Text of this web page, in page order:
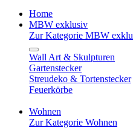
Home
MBW exklusiv
Zur Kategorie MBW
Wall Art & Skulpturen
Gartenstecker
Streudeko & Tortenstecker
Feuerkörbe
Wohnen
Zur Kategorie Wohnen